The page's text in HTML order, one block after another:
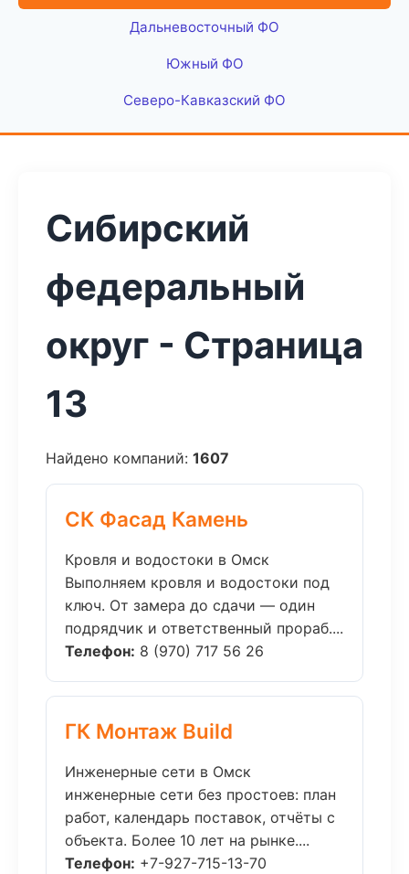
Дальневосточный ФО
Южный ФО
Северо-Кавказский ФО
Сибирский
федеральный
округ - Страница
13
Найдено компаний: 1607
СК Фасад Камень
Кровля и водостоки в Омск
Выполняем кровля и водостоки под
ключ. От замера до сдачи — один
подрядчик и ответственный прораб....
Телефон: 8 (970) 717 56 26
ГК Монтаж Build
Инженерные сети в Омск
инженерные сети без простоев: план
работ, календарь поставок, отчёты с
объекта. Более 10 лет на рынке....
Телефон: +7-927-715-13-70